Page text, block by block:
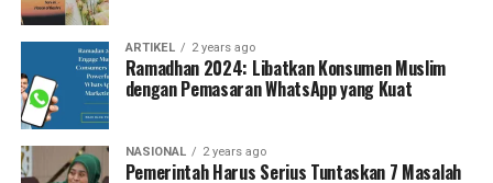
ARTIKEL 2 years ago
Ramadhan 2024: Libatkan Konsumen Muslim
dengan Pemasaran WhatsApp yang Kuat
NASIONAL 2 years ago
Pemerintah Harus Serius Tuntaskan 7 Masalah